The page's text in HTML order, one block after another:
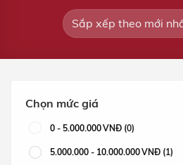
Chọn mức giá
0 - 5.000.000VNĐ (0)
5.000.000 - 10.000.000VNĐ (1)